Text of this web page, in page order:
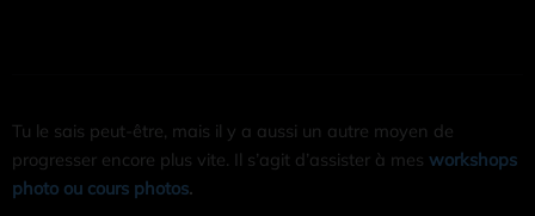
Tu le sais peut-être, mais il y a aussi un autre moyen de
progresser encore plus vite. Il s’agit d’assister à mes workshops
photo ou cours photos.